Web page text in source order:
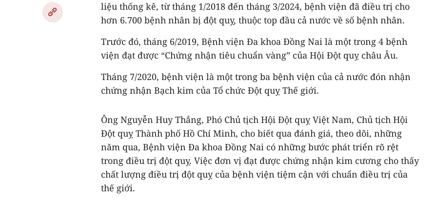
liệu thống kê, từ tháng 1/2018 đến tháng 3/2024, bệnh viện đã điều trị cho
hơn 6.700 bệnh nhân bị đột quỵ, thuộc top đầu cả nước về số bệnh nhân.
Trước đó, tháng 6/2019, Bệnh viện Đa khoa Đồng Nai là một trong 4 bệnh
viện đạt được “Chứng nhận tiêu chuẩn vàng” của Hội Đột quỵ châu Âu.
Tháng 7/2020, bệnh viện là một trong ba bệnh viện của cả nước đón nhận
chứng nhận Bạch kim của Tổ chức Đột quỵ Thế giới.
Ông Nguyễn Huy Thắng, Phó Chủ tịch Hội Đột quỵ Việt Nam, Chủ tịch Hội
Đột quỵ Thành phố Hồ Chí Minh, cho biết qua đánh giá, theo dõi, những
năm qua, Bệnh viện Đa khoa Đồng Nai có những bước phát triển rõ rệt
trong điều trị đột quỵ. Việc đơn vị đạt được chứng nhận kim cương cho thấy
chất lượng điều trị đột quỵ của bệnh viện tiệm cận với chuẩn điều trị của
thế giới.